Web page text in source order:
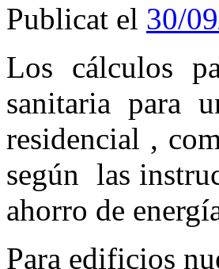
Publicat el 30/
Los cálculos
sanitaria para
residencial ,
según las
ahorro de
Para edificios